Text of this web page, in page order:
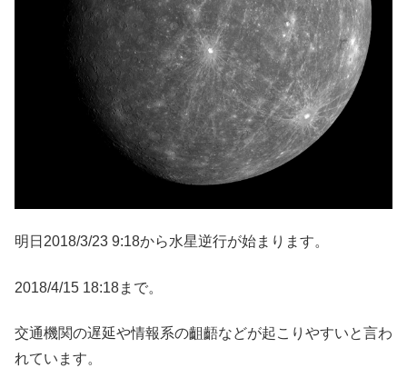
明日2018/3/23 9:18から水星逆行が始まります。
2018/4/15 18:18まで。
交通機関の遅延や情報系の齟齬などが起こりやすいと言わ
れています。